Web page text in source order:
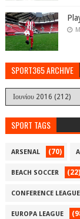
SPORT365 ARCHIVE
SPORT TAGS
ARSENAL (70)
BEACH SOCCER (22)
CONFERENCE LEAGUE
EUROPA LEAGUE